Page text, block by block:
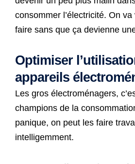
consommer l’électricité. On
faire sans que ça devienne
Optimiser
appareils
Les gros électroménagers,
champions de la
panique, on peut les faire
intelligemment.